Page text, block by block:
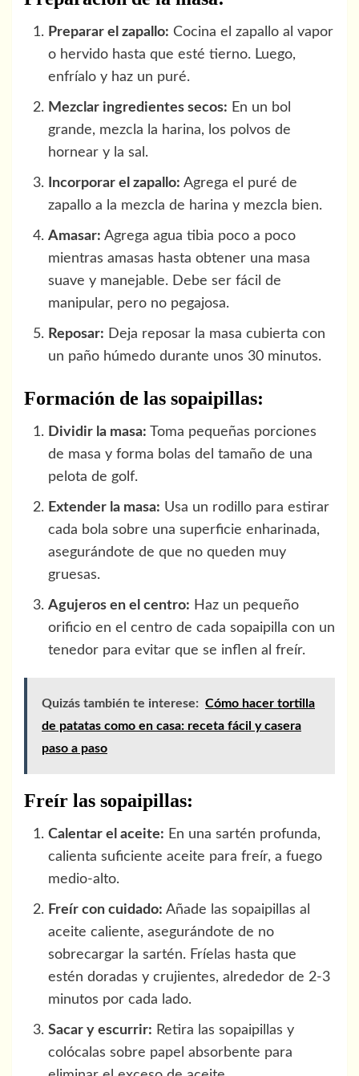
Preparar el zapallo: Cocina el zapallo al vapor
o hervido hasta que esté tierno. Luego,
enfríalo y haz un puré.
Mezclar ingredientes secos: En un bol
grande, mezcla la harina, los polvos de
hornear y la sal.
Incorporar el zapallo: Agrega el puré de
zapallo a la mezcla de harina y mezcla bien.
Amasar: Agrega agua tibia poco a poco
mientras amasas hasta obtener una masa
suave y manejable. Debe ser fácil de
manipular, pero no pegajosa.
Reposar: Deja reposar la masa cubierta con
un paño húmedo durante unos 30 minutos.
Formación de las sopaipillas:
Dividir la masa: Toma pequeñas porciones
de masa y forma bolas del tamaño de una
pelota de golf.
Extender la masa: Usa un rodillo para estirar
cada bola sobre una superficie enharinada,
asegurándote de que no queden muy
gruesas.
Agujeros en el centro: Haz un pequeño
orificio en el centro de cada sopaipilla con un
tenedor para evitar que se inflen al freír.
Quizás también te interese: Cómo hacer tortilla
de patatas como en casa: receta fácil y casera
paso a paso
Freír las sopaipillas:
Calentar el aceite: En una sartén profunda,
calienta suficiente aceite para freír, a fuego
medio-alto.
Freír con cuidado: Añade las sopaipillas al
aceite caliente, asegurándote de no
sobrecargar la sartén. Fríelas hasta que
estén doradas y crujientes, alrededor de 2-3
minutos por cada lado.
Sacar y escurrir: Retira las sopaipillas y
colócalas sobre papel absorbente para